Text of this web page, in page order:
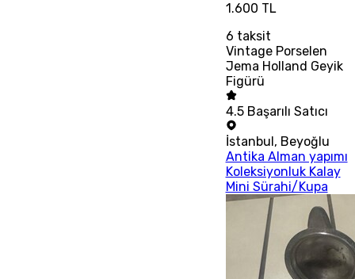
1.600 TL
6 taksit
Vintage Porselen
Jema Holland Geyik
Figürü
4.5 Başarılı Satıcı
İstanbul , Beyoğlu
Antika Alman yapımı
Koleksiyonluk Kalay
Mini Sürahi/Kupa